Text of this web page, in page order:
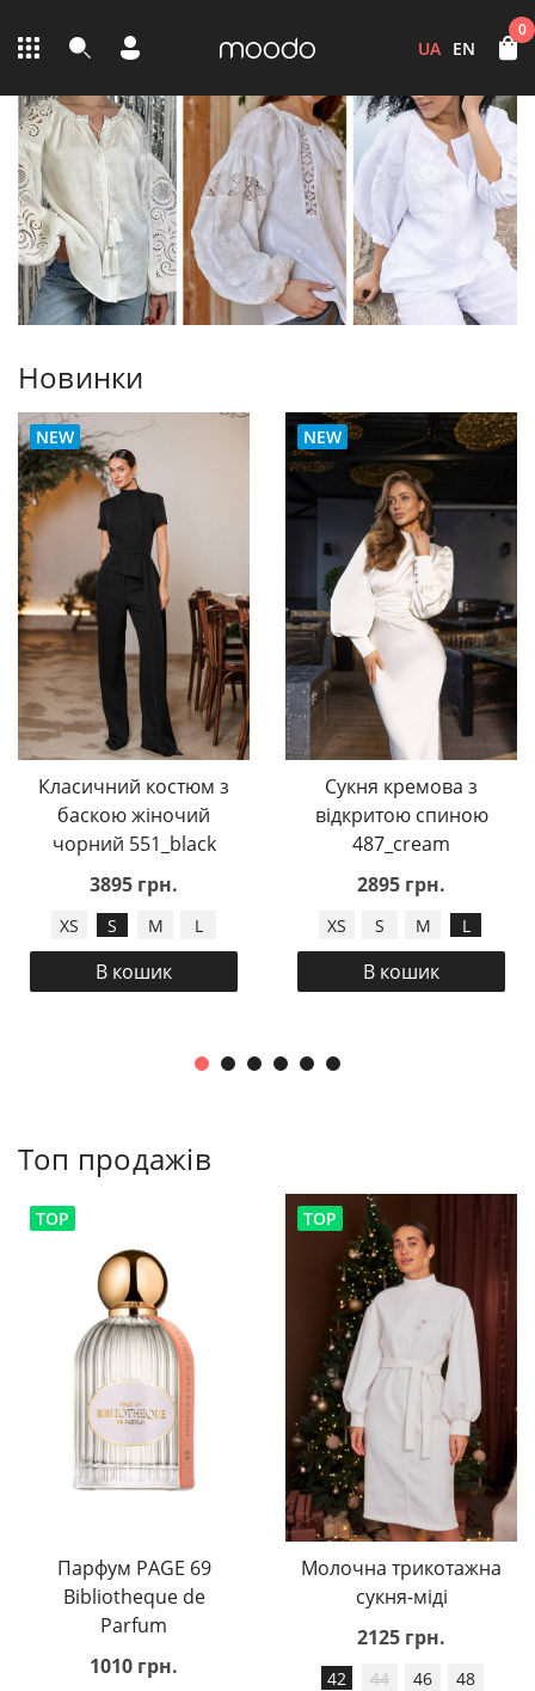
UA EN
0
Новинки
NEW
Класичний костюм з
баскою жіночий
чорний 551_black
3895 грн.
XS S M L
В кошик
NEW
Сукня кремова з
відкритою спиною
487_cream
2895 грн.
XS S M L
В кошик
Топ продажів
TOP
Парфум PAGE 69
Bibliotheque de
Parfum
1010 грн.
TOP
Молочна трикотажна
сукня-міді
2125 грн.
42 44 46 48